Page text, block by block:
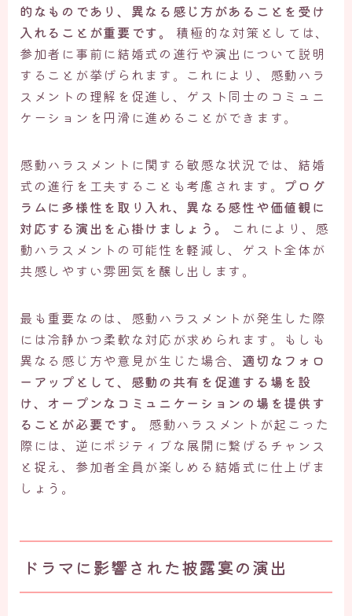
的なものであり、異なる感じ方があることを受け
入れることが重要です。
積極的な対策としては、
参加者に事前に結婚式の進行や演出について説明
することが挙げられます。これにより、感動ハラ
スメントの理解を促進し、ゲスト同士のコミュニ
ケーションを円滑に進めることができます。
感動ハラスメントに関する敏感な状況では、結婚
式の進行を工夫することも考慮されます。 プログ
ラムに多様性を取り入れ、異なる感性や価値観に
対応する演出を心掛けましょう。
これにより、感
動ハラスメントの可能性を軽減し、ゲスト全体が
共感しやすい雰囲気を醸し出します。
最も重要なのは、感動ハラスメントが発生した際
には冷静かつ柔軟な対応が求められます。もしも
異なる感じ方や意見が生じた場合、 適切なフォロ
ーアップとして、感動の共有を促進する場を設
け、オープンなコミュニケーションの場を提供す
ることが必要です。
感動ハラスメントが起こった
際には、逆にポジティブな展開に繋げるチャンス
と捉え、参加者全員が楽しめる結婚式に仕上げま
しょう。
ドラマに影響された披露宴の演出